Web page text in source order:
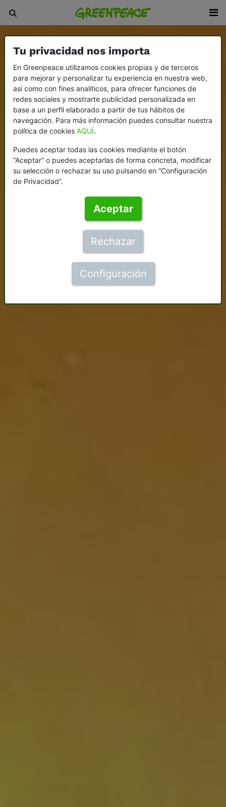
Tu privacidad nos importa
En Greenpeace utilizamos cookies propias y de terceros
para mejorar y personalizar tu experiencia en nuestra web,
así como con fines analíticos, para ofrecer funciones de
redes sociales y mostrarte publicidad personalizada en
base a un perfil elaborado a partir de tus hábitos de
navegación. Para más información puedes consultar nuestra
política de cookies AQUÍ.
Puedes aceptar todas las cookies mediante el botón
“Aceptar” o puedes aceptarlas de forma concreta, modificar
su selección o rechazar su uso pulsando en “Configuración
de Privacidad”.
Aceptar
Rechazar
Configuración